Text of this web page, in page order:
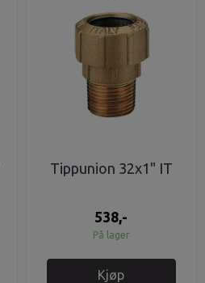
Tippunion 32x1" IT
538,-
På lager
Kjøp